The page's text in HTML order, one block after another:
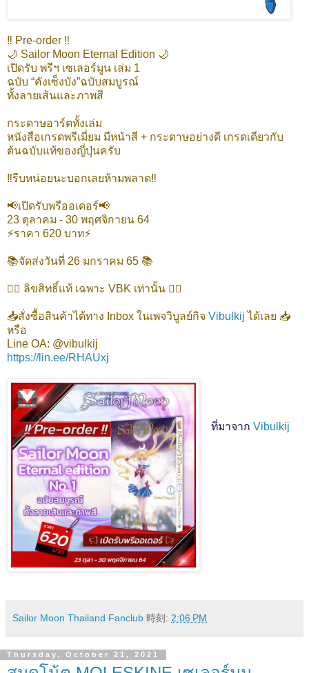
‼️ Pre-order ‼️
🌙 Sailor Moon Eternal Edition 🌙
เปิดรับ พรีฯ เซเลอร์มูน เล่ม 1
ฉบับ “คังเซ็งบัง”ฉบับสมบูรณ์
ทั้งลายเส้นและภาพสี
กระดาษอาร์ตทั้งเล่ม
หนังสือเกรดพรีเมี่ยม มีหน้าสี + กระดาษอย่างดี เกรดเดียวกับ
ต้นฉบับแท้ของญี่ปุ่นครับ
‼️รีบหน่อยนะบอกเลยห้ามพลาด‼️
📢เปิดรับพรีออเดอร์📢
23 ตุลาคม - 30 พฤศจิกายน 64
⚡️ราคา 620 บาท⚡️
📚จัดส่งวันที่ 26 มกราคม 65 📚
👍🏻 ลิขสิทธิ์แท้ เฉพาะ VBK เท่านั้น 👍🏻
📥สั่งซื้อสินค้าได้ทาง Inbox ในเพจวิบูลย์กิจ Vibulkij ได้เลย 📥
หรือ
Line OA: @vibulkij
https://lin.ee/RHAUxj
ที่มาจาก Vibulkij
Sailor Moon Thailand Fanclub 時刻: 2:06 PM
Thursday, October 21, 2021